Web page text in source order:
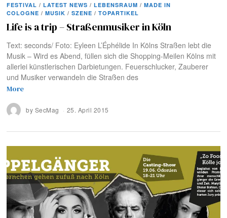
FESTIVAL / LATEST NEWS / LEBENSRAUM / MADE IN
COLOGNE / MUSIK / SZENE / TOPARTIKEL
Life is a trip – Straßenmusiker in Köln
Text: seconds/ Foto: Eyleen L’Éphélide In Kölns Straßen lebt die
Musik – Wird es Abend, füllen sich die Shopping-Meilen Kölns mit
allerlei künstlerischen Darbietungen. Feuerschlucker, Zauberer
und Musiker verwandeln die Straßen des
More
by SecMag 25. April 2015